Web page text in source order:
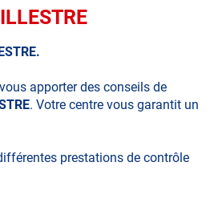
apporter des conseils de
. Votre centre vous garantit un
prestations de contrôle